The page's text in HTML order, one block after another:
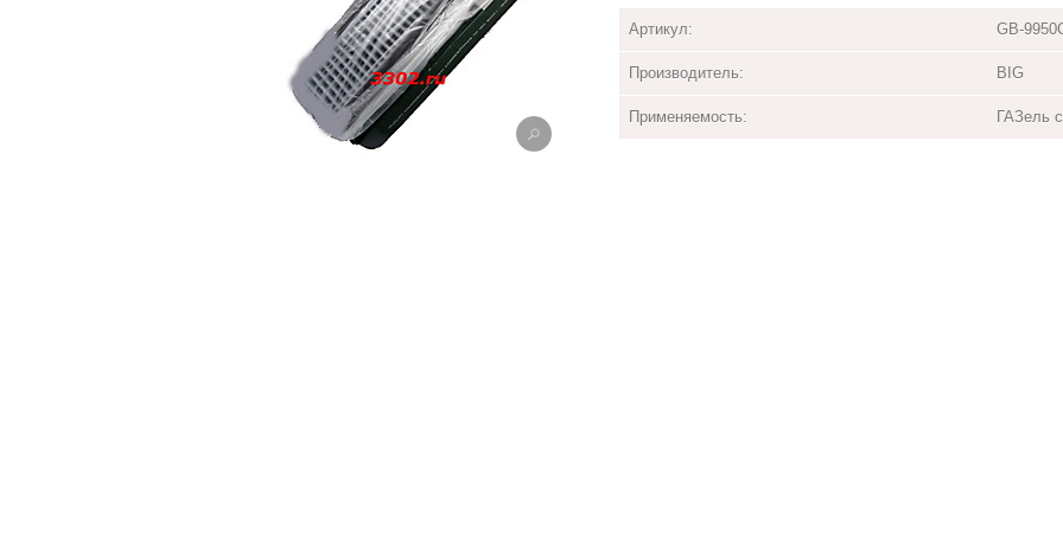
Артикул: GB-
Производитель: BIG
Применяемость: ГАЗель